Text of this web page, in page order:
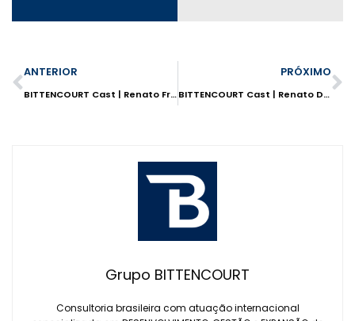
ANTERIOR
BITTENCOURT Cast | Renato Fregnani do RDI Brasil
PRÓXIMO
BITTENCOURT Cast | Renato Diniz do Estúdio Jacarandá
Grupo BITTENCOURT
Consultoria brasileira com atuação internacional